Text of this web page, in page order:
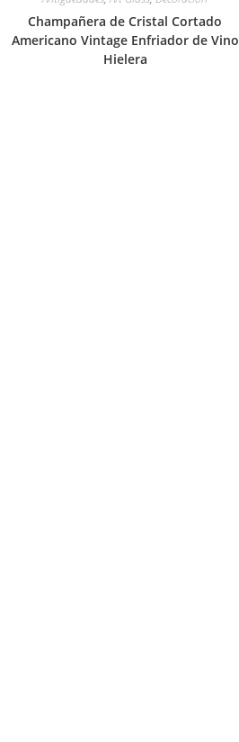
Champañera de Cristal Cortado
Americano Vintage Enfriador de Vino
Hielera